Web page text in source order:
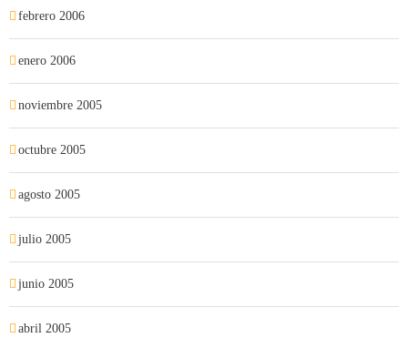
febrero 2006
enero 2006
noviembre 2005
octubre 2005
agosto 2005
julio 2005
junio 2005
abril 2005